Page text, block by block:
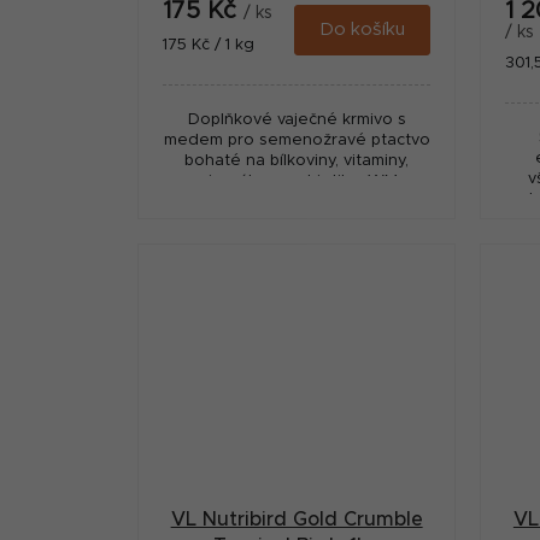
175 Kč / ks
Měrná
175 Kč / 1 kg
Do košíku
Doplňkové vaječné krmivo s
medem pro semenožravé ptactvo
bohaté na bílkoviny, vitaminy,
minerály a prebiotika. WM
1
/ ks
VL Nutribird Gold Crumble